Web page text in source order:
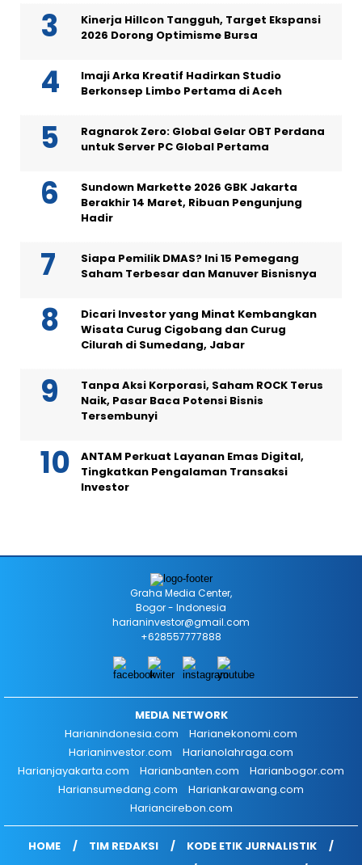
Kinerja Hillcon Tangguh, Target Ekspansi
2026 Dorong Optimisme Bursa
Imaji Arka Kreatif Hadirkan Studio
Berkonsep Limbo Pertama di Aceh
Ragnarok Zero: Global Gelar OBT Perdana
untuk Server PC Global Pertama
Sundown Markette 2026 GBK Jakarta
Berakhir 14 Maret, Ribuan Pengunjung
Hadir
Siapa Pemilik DMAS? Ini 15 Pemegang
Saham Terbesar dan Manuver Bisnisnya
Dicari Investor yang Minat Kembangkan
Wisata Curug Cigobang dan Curug
Cilurah di Sumedang, Jabar
Tanpa Aksi Korporasi, Saham ROCK Terus
Naik, Pasar Baca Potensi Bisnis
Tersembunyi
ANTAM Perkuat Layanan Emas Digital,
Tingkatkan Pengalaman Transaksi
Investor
Graha Media Center,
Bogor - Indonesia
harianinvestor@gmail.com
+628557777888
MEDIA NETWORK
Harianindonesia.com
Harianekonomi.com
Harianinvestor.com
Harianolahraga.com
Harianjayakarta.com
Harianbanten.com
Harianbogor.com
Hariansumedang.com
Hariankarawang.com
Hariancirebon.com
HOME TIM REDAKSI
KODE ETIK JURNALISTIK